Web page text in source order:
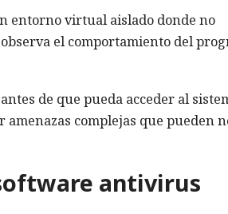
entorno virtual aislado donde no
el comportamiento del
de que pueda acceder al
complejas que pueden
antivirus